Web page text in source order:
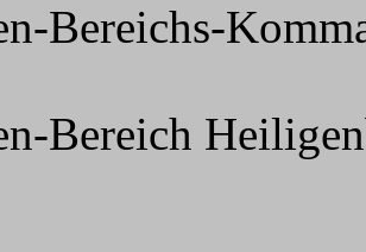
Bereichs-
Bereich